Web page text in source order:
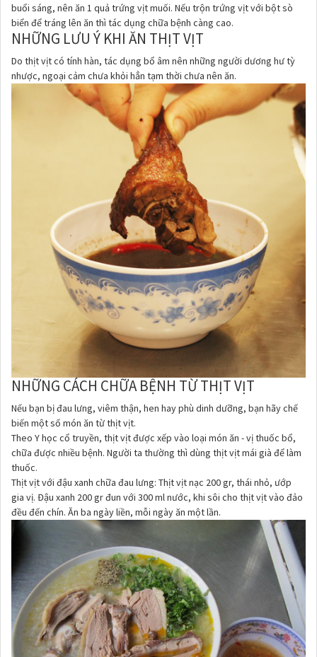
buổi sáng, nên ăn 1 quả trứng vịt muối. Nếu trộn trứng vịt với bột sò
biển để tráng lên ăn thì tác dụng chữa bệnh càng cao.
NHỮNG LƯU Ý KHI ĂN THỊT VỊT
Do thịt vịt có tính hàn, tác dụng bổ âm nên những người dương hư tỳ
nhược, ngoại cảm chưa khỏi hẳn tạm thời chưa nên ăn.
NHỮNG CÁCH CHỮA BỆNH TỪ THỊT VỊT
Nếu bạn bị đau lưng, viêm thận, hen hay phù dinh dưỡng, bạn hãy chế
biến một số món ăn từ thịt vịt.
Theo Y học cổ truyền, thịt vịt được xếp vào loại món ăn - vị thuốc bổ,
chữa được nhiều bệnh. Người ta thường thì dùng thịt vịt mái già để làm
thuốc.
Thịt vịt với đậu xanh chữa đau lưng: Thịt vịt nạc 200 gr, thái nhỏ, ướp
gia vị. Đậu xanh 200 gr đun với 300 ml nước, khi sôi cho thịt vịt vào đảo
đều đến chín. Ăn ba ngày liền, mỗi ngày ăn một lần.